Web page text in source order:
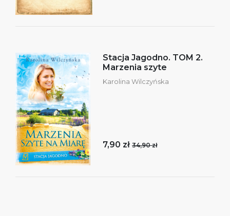
Stacja Jagodno. TOM 2.
Marzenia szyte
Karolina Wilczyńska
7,90 zł 34,90 zł